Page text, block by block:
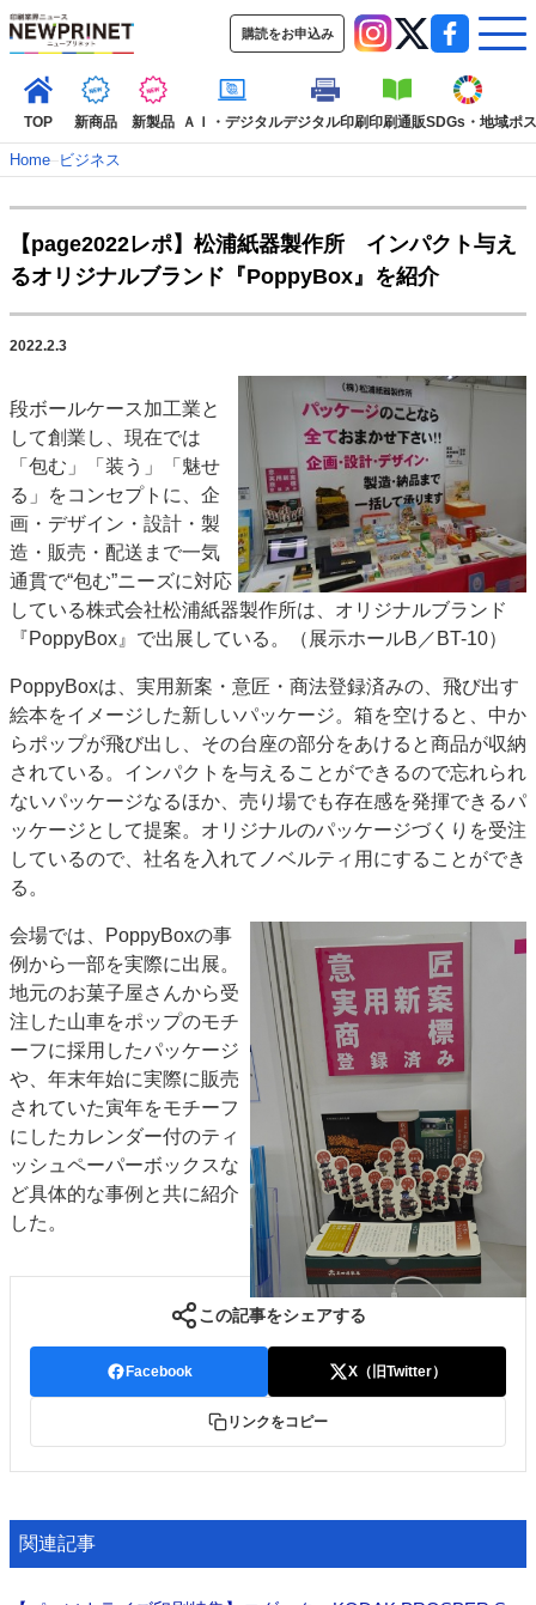
購読をお申込み
TOP 新商品 新製品 ＡＩ・デジタルデジタル印刷印刷通販SDGs・地域ポ
TOP
新着記事 特集記事
動画コンテンツ
インタビュー
コレクション
ＡＩ・デジタル デジタル印刷
印刷通販
SDGs・地域
ポストプレス ビジネス イベント 信用情報
市場・統計
人事・移転・異動・訃報
特集記事カテゴリー一覧
2022 見える化・MIS特集
特集・デジタル印刷 アイデアで勝負！ ～多様なビジネス・多彩な商材～
JAPAN PACK 2023 特集
中古印刷機・製本機特集
2022 検査・校正特集
特集・デジタル印刷 ～ 新成長軌道を描く
案内
発刊案内
JFPI印刷用語集 印刷機材年鑑
運営
会社案内
購読・購入申し込み
サイトポリシー
お問い合わせ
Home–ビジネス
【page2022レポ】松浦紙器製作所 インパクト与え
るオリジナルブランド『PoppyBox』を紹介
2022.2.3
段ボールケース加工業と
して創業し、現在では
「包む」「装う」「魅せ
る」をコンセプトに、企
画・デザイン・設計・製
造・販売・配送まで一気
通貫で“包む”ニーズに対応
している株式会社松浦紙器製作所は、オリジナルブランド
『PoppyBox』で出展している。（展示ホールB／BT-10）
PoppyBoxは、実用新案・意匠・商法登録済みの、飛び出す
絵本をイメージした新しいパッケージ。箱を空けると、中か
らポップが飛び出し、その台座の部分をあけると商品が収納
されている。インパクトを与えることができるので忘れられ
ないパッケージなるほか、売り場でも存在感を発揮できるパ
ッケージとして提案。オリジナルのパッケージづくりを受注
しているので、社名を入れてノベルティ用にすることができ
る。
会場では、PoppyBoxの事
例から一部を実際に出展。
地元のお菓子屋さんから受
注した山車をポップのモチ
ーフに採用したパッケージ
や、年末年始に実際に販売
されていた寅年をモチーフ
にしたカレンダー付のティ
ッシュペーパーボックスな
ど具体的な事例と共に紹介
した。
この記事をシェアする
Facebook X（旧Twitter）
リンクをコピー
関連記事